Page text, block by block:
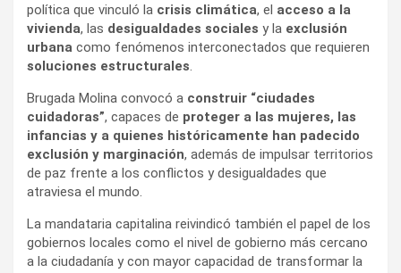
política que vinculó la crisis climática, el acceso a la
vivienda, las desigualdades sociales y la exclusión
urbana como fenómenos interconectados que requieren
soluciones estructurales.
Brugada Molina convocó a construir “ciudades
cuidadoras”, capaces de proteger a las mujeres, las
infancias y a quienes históricamente han padecido
exclusión y marginación, además de impulsar territorios
de paz frente a los conflictos y desigualdades que
atraviesa el mundo.
La mandataria capitalina reivindicó también el papel de los
gobiernos locales como el nivel de gobierno más cercano
a la ciudadanía y con mayor capacidad de transformar la